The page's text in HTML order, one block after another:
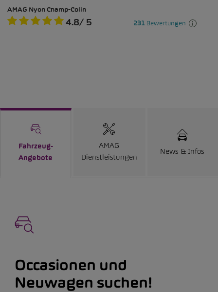
Fahrzeug-
Angebote
AMAG
Dienstleistungen
News & Infos
Occasionen und
Neuwagen suchen!